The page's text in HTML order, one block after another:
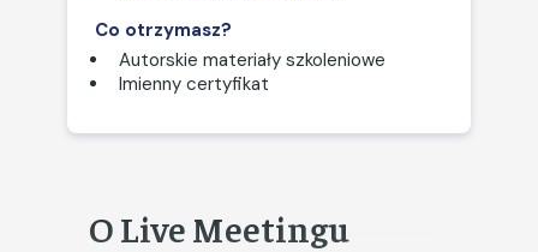
Co otrzymasz?
Autorskie materiały szkoleniowe
Imienny certyfikat
O Live Meetingu